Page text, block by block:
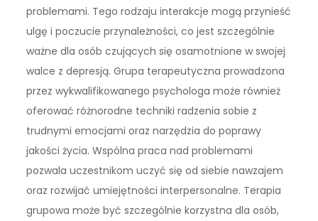
problemami. Tego rodzaju interakcje mogą przynieść
ulgę i poczucie przynależności, co jest szczególnie
ważne dla osób czujących się osamotnione w swojej
walce z depresją. Grupa terapeutyczna prowadzona
przez wykwalifikowanego psychologa może również
oferować różnorodne techniki radzenia sobie z
trudnymi emocjami oraz narzędzia do poprawy
jakości życia. Wspólna praca nad problemami
pozwala uczestnikom uczyć się od siebie nawzajem
oraz rozwijać umiejętności interpersonalne. Terapia
grupowa może być szczególnie korzystna dla osób,